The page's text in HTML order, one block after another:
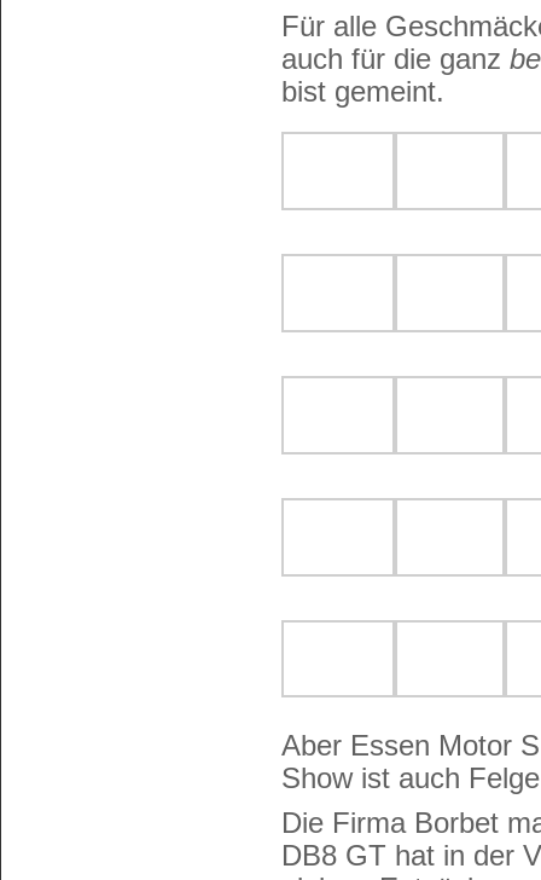
Für alle
auch für die ganz
bist gemeint.
Aber Essen Motor
Show ist auch
Die Firma Borbet
DB8 GT hat in der